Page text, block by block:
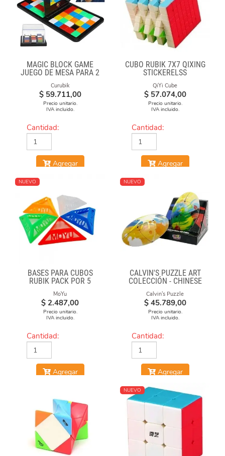
MAGIC BLOCK GAME
JUEGO DE MESA PARA 2
Curubik
$ 59.711,00
Precio unitario.
IVA incluido.
Cantidad:
Agregar
CUBO RUBIK 7X7 QIXING
STICKERELSS
QiYi Cube
$ 57.074,00
Precio unitario.
IVA incluido.
Cantidad:
Agregar
NUEVO
BASES PARA CUBOS
RUBIK PACK POR 5
UNIDADES
MoYu
$ 2.487,00
Precio unitario.
IVA incluido.
Cantidad:
Agregar
NUEVO
CALVIN'S PUZZLE ART
COLECCIÓN - CHINESE
OPERA FACE-OFF CUBE
(GRAFFITI CAMO)
Calvin's Puzzle
$ 45.789,00
Precio unitario.
IVA incluido.
Cantidad:
Agregar
NUEVO